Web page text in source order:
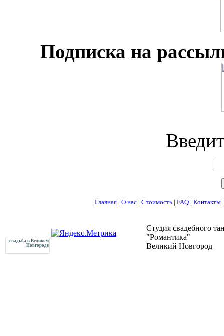
Подписка на
Главная | О нас | Стоимость | FAQ | Контакты
свадьба в Великом
Новгороде
Студия свадебного
"Романтика"
Великий Новгород